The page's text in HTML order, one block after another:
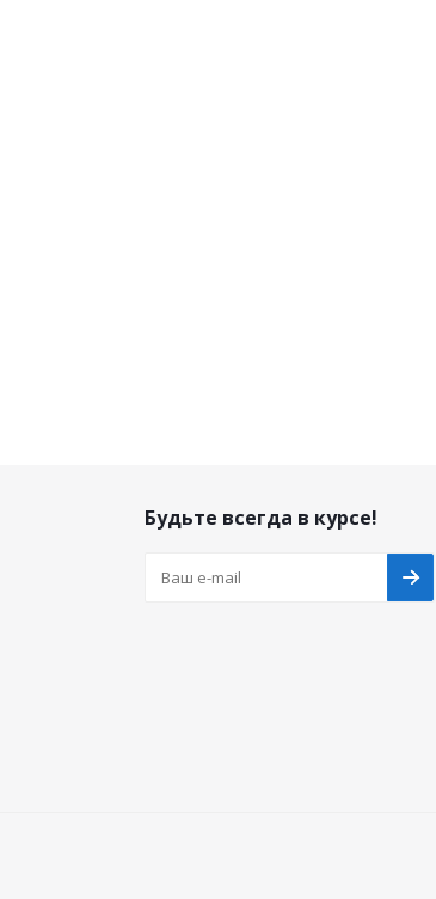
Будьте всегда в курсе!